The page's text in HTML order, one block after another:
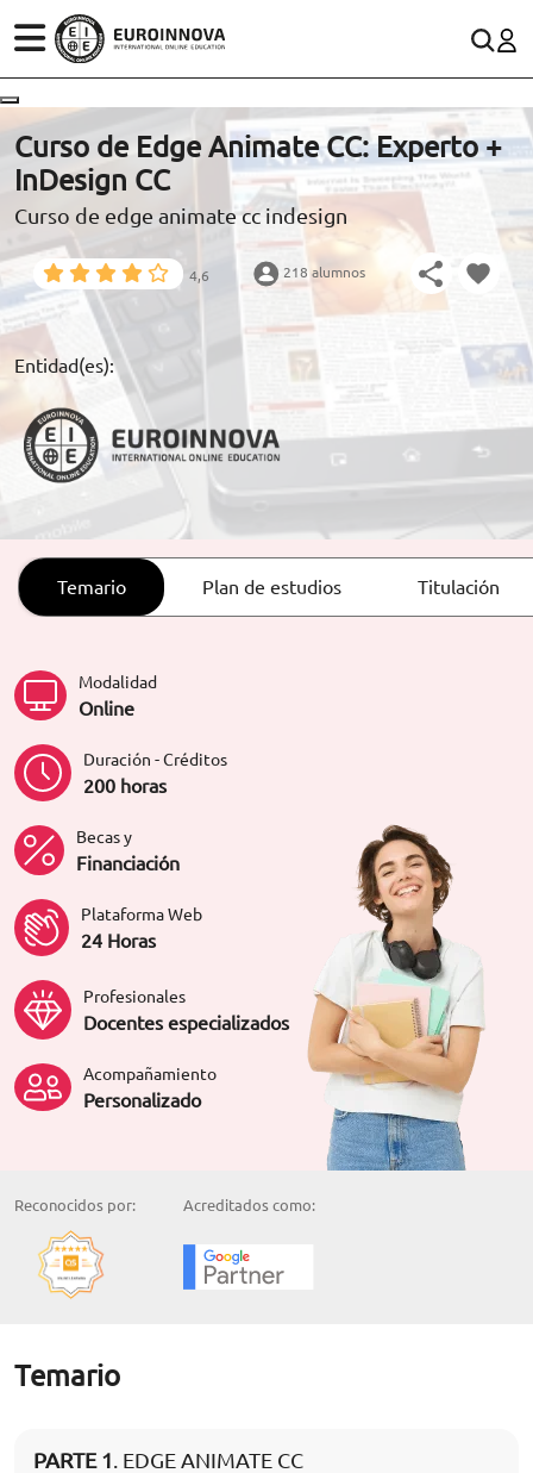
ÁREAS
ESTUDIOS
CONOCE EUROINNOVA
BECAS Y FINANCIACIÓN
RECURSOS EDUCATIVOS
ARTÍCULOS
CONTACTO ES
(+34)958 050 200 (gratuito en España)
900 831 200
formacion@euroinnova.com
TRABAJA CON NOSOTROS
Curso de Edge Animate CC: Experto +
InDesign CC
Curso de edge animate cc indesign
4,6 218 alumnos
Entidad(es):
Temario Plan de estudios Titulación
Modalidad
Online
Duración - Créditos
200 horas
Becas y
Financiación
Plataforma Web
24 Horas
Profesionales
Docentes especializados
Acompañamiento
Personalizado
Reconocidos por: Acreditados como:
Temario
PARTE 1. EDGE ANIMATE CC